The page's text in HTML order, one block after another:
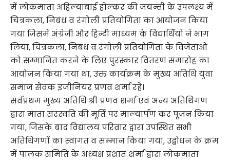
में लोकमाता अहिल्याबाई होल्कर की जयन्ती के उपलक्ष्य में
चित्रकला, निबंध व रंगोली प्रतियोगिता का आयोजन किया
गया जिसमें अंग्रेजी और हिन्दी माध्यम के विद्यार्थियों ने भाग
लिया, चित्रकला, निबंध व रंगोली प्रतियोगिता के विजेताओं
को सम्मानित करने के लिए पुरस्कार वितरण समारोह का
आयोजन किया गया था, उक्त कार्यक्रम के मुख्य अतिथि युवा
समाज सेवक इंजीनियर प्रणव शर्मा रहे।
सर्वप्रथम मुख्य अतिथि श्री प्रणव शर्मा एवं अन्य अतिथिगण
द्वारा माता सरस्वति की मूर्ति पर माल्यार्पण कर पूजन किया
गया, जिसके बाद विद्यालय परिवार द्वारा उपस्थित सभी
अतिथिगणों का स्वागत व सम्मान किया गया, उद्बोधन के क्रम
में पालक समिति के अध्यक्ष प्रशांत शर्मा द्वारा लोकमाता